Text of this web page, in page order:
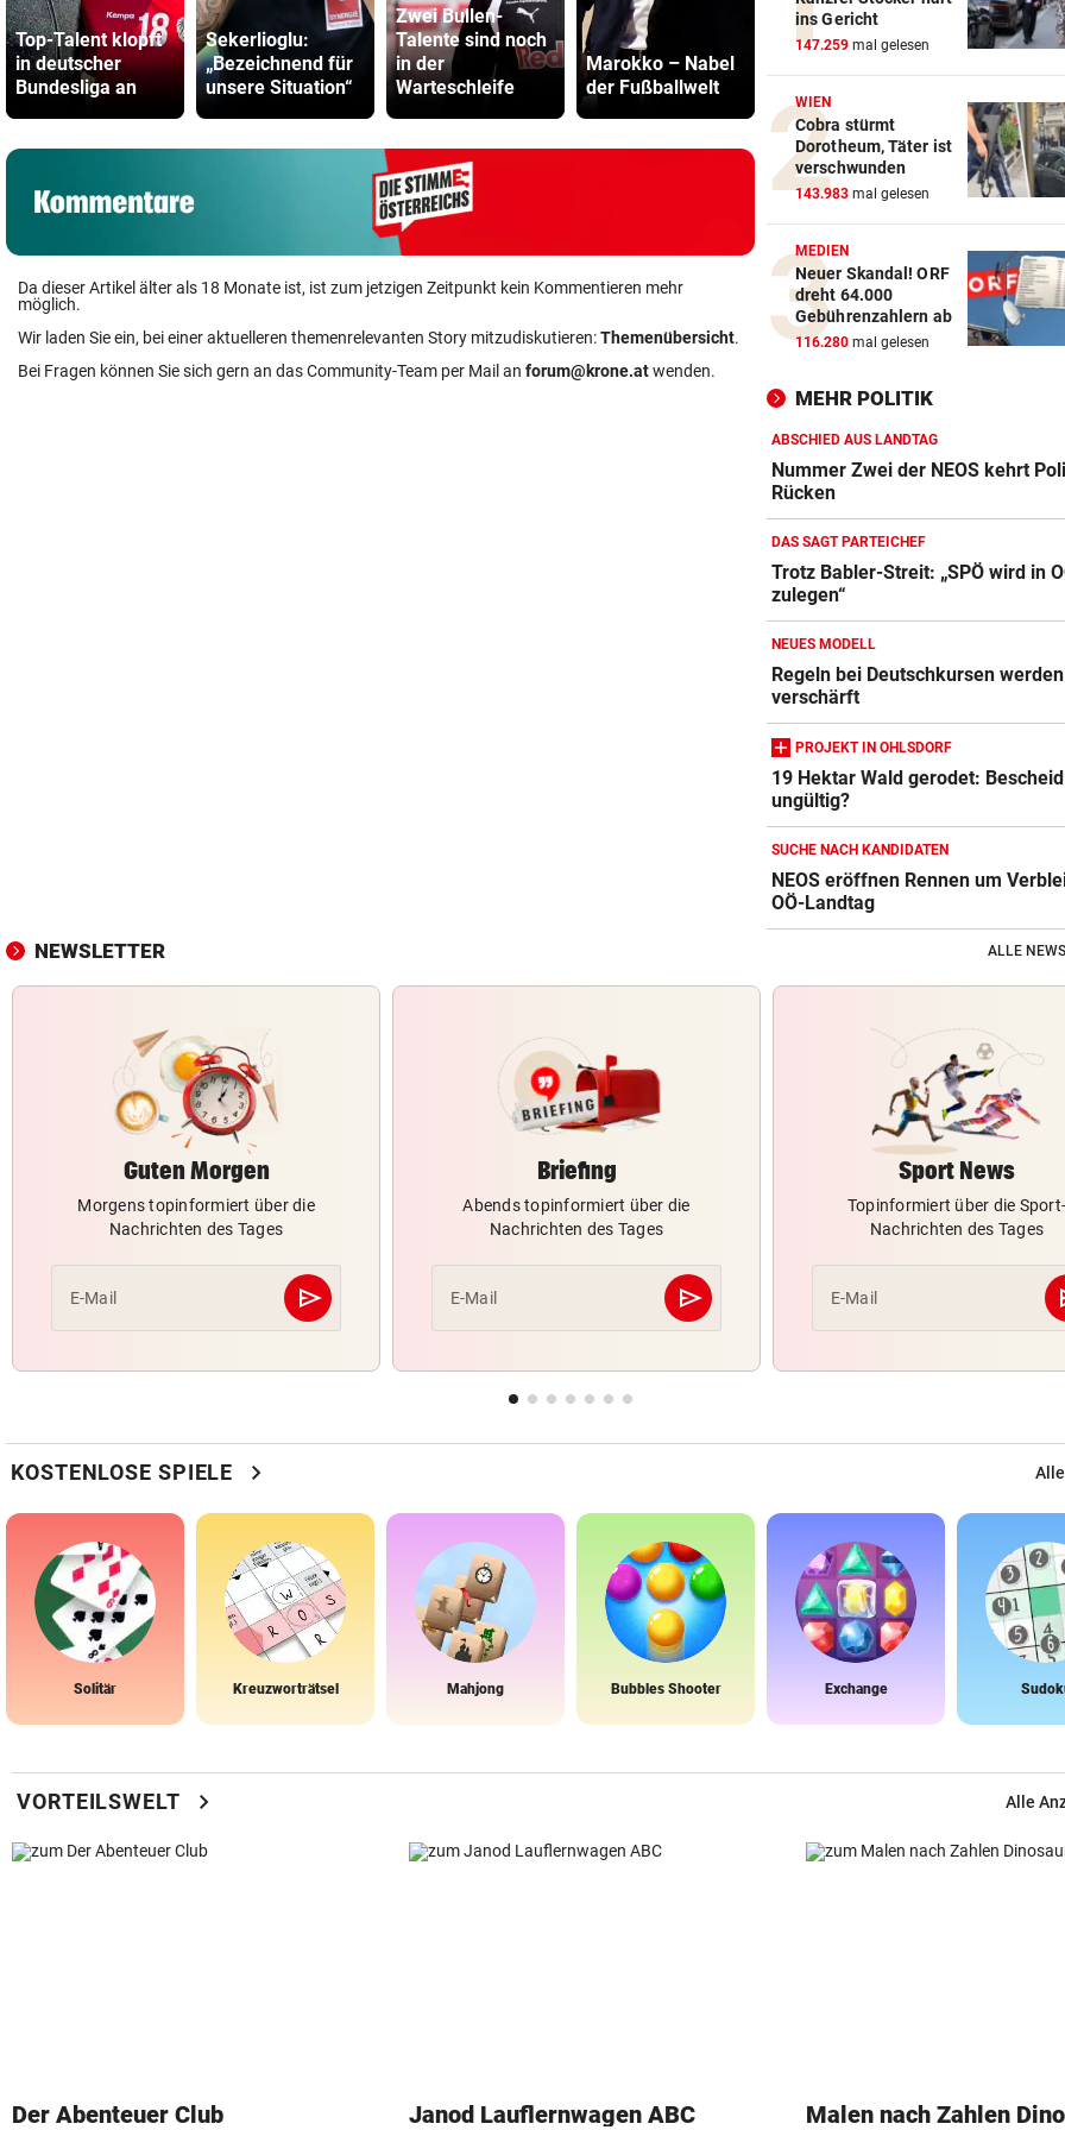
Top-Talent klopft
in deutscher
Bundesliga an
Sekerlioglu:
„Bezeichnend für
unsere Situation“
Zwei Bullen-
Talente sind noch
in der
Warteschleife
Marokko – Nabel
der Fußballwelt
Multiple Sklerose
Minister
noch
Da dieser Artikel älter als 18 Monate ist, ist zum jetzigen Zeitpunkt kein Kommentieren mehr
möglich.
Wir laden Sie ein, bei einer aktuelleren themenrelevanten Story mitzudiskutieren:Themenübersicht.
Bei Fragen können Sie sich gern an das Community-Team per Mail an forum@krone.atwenden.
Klum wechselt mit
von ProSieben zu RTL
FOLGE VON SONNTAG
Unsere neue
Philipp bewegen!
ANZEICHEN ERNST NEHMEN
Jugendlichen
SEINE ARME SIND IHRE vor
Das ist Matt Damons Stunt-
ins Gericht
147.259 mal gelesen
WIEN
Cobra stürmt
Dorotheum, Täter ist
verschwunden
143.983 mal gelesen
MEDIEN
Neuer Skandal! ORF
dreht 64.000
Gebührenzahlern ab
116.280 mal gelesen
MEHR POLITIK
ABSCHIED AUS LANDTAG
Nummer Zwei der NEOS kehrt
Rücken
DAS SAGT PARTEICHEF
Trotz Babler-Streit: „SPÖ wird in
zulegen“
NEUES MODELL
Regeln bei Deutschkursen
verschärft
PROJEKT IN OHLSDORF
19 Hektar Wald gerodet:
ungültig?
SUCHE NACH KANDIDATEN
NEOS eröffnen Rennen um
OÖ-Landtag
NEWSLETTER ALLE
Guten Morgen
Morgens topinformiert über die
Nachrichten des Tages
E-Mail send
Abschicken
Briefing
Abends topinformiert über die
Nachrichten des Tages
E-Mail send
Abschicken
Sport News
Topinformiert über die Sport-
Nachrichten des Tages
E-Mail
KOSTENLOSE SPIELE chevron_right
Solitär Kreuzworträtsel Mahjong Bubbles Shooter Exchange
VORTEILSWELT chevron_right Alle
Der Abenteuer Club Janod Lauflernwagen ABC Malen nach Zahlen